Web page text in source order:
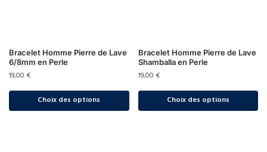
Bracelet Homme Pierre de Lave
6/8mm en Perle
19,00 €
Choix des options
Bracelet Homme Pierre de Lave
Shamballa en Perle
19,00 €
Choix des options